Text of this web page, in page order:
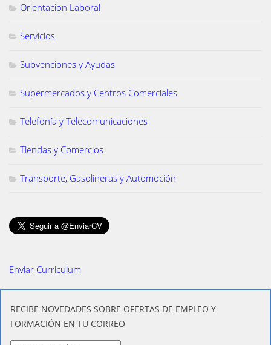
Orientacion Laboral
Servicios
Subvenciones y Ayudas
Supermercados y Centros Comerciales
Telefonía y Telecomunicaciones
Tiendas y Comercios
Transporte, Gasolineras y Automoción
Enviar Curriculum
​RECIBE NOVEDADES SOBRE OFERTAS DE EMPLEO Y
FORMACIÓN EN TU CORREO